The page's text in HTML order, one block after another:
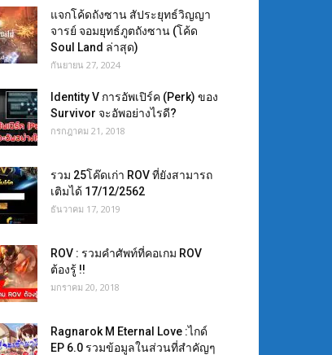
แจกโค้ดถังซาน สัประยุทธ์วิญญา
จารย์ จอมยุทธ์ภูตถังซาน (โค้ด
Soul Land ล่าสุด)
กันยายน 27, 2024
Identity V การอัพเปิร์ค (Perk) ของ
Survivor จะอัพอย่างไรดี?
กรกฎาคม 21, 2018
รวม 25โค๊ดเก่า ROV ที่ยังสามารถ
เติมได้ 17/12/2562
ธันวาคม 17, 2019
ROV : รวมคำศัพท์ที่คอเกม ROV
ต้องรู้ !!
มกราคม 20, 2018
Ragnarok M Eternal Love :ไกด์
EP 6.0 รวมข้อมูลในส่วนที่สำคัญๆ